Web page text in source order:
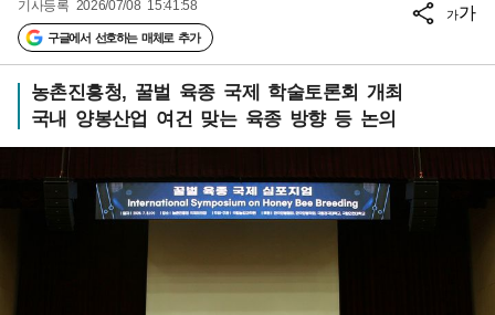
기사등록 2026/07/08 15:41:58
구글에서 선호하는 매체로 추가
가가
농촌진흥청, 꿀벌 육종 국제 학술토론회 개최
국내 양봉산업 여건 맞는 육종 방향 등 논의